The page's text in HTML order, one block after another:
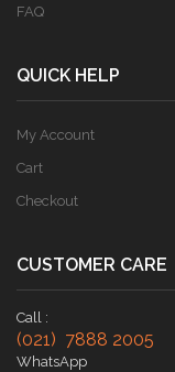
FAQ
QUICK HELP
My Account
Cart
Checkout
CUSTOMER CARE
Call :
(021) 7888 2005
WhatsApp